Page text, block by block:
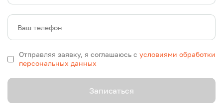
Ваш телефон
Отправляя заявку, я соглашаюсь с условиями обработки
персональных данных
Записаться